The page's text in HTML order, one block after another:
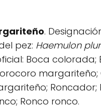
.
pez: Haemulon
Boca colorada;
margariteño;
Roncador;
Ronco ronco.